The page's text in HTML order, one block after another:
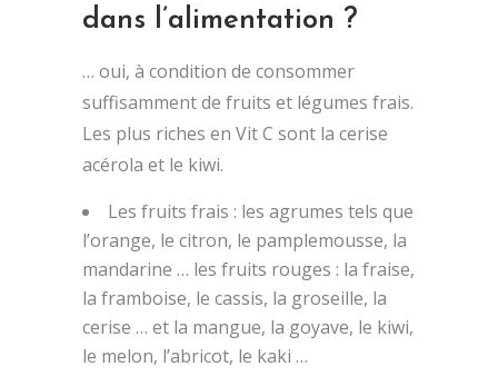
dans l’alimentation ?
… oui, à condition de consommer
suffisamment de fruits et légumes frais.
Les plus riches en Vit C sont la cerise
acérola et le kiwi.
Les fruits frais : les agrumes tels que
l’orange, le citron, le pamplemousse, la
mandarine … les fruits rouges : la fraise,
la framboise, le cassis, la groseille, la
cerise … et la mangue, la goyave, le kiwi,
le melon, l’abricot, le kaki …